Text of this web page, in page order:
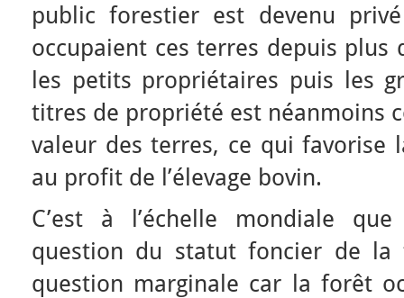
public forestier est devenu
occupaient ces terres depuis plus
les petits propriétaires puis les
titres de propriété est néanmoins
valeur des terres, ce qui favorise
au profit de l’élevage bovin.
C’est à l’échelle mondiale
question du statut foncier de la
question marginale car la forêt